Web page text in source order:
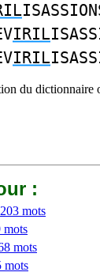
IRIL
IRIL
du dictionnaire
:
203 mots
mots
mots
mots